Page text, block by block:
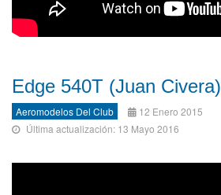
Edge 540T (Juan Civera)
Aeromodelos Del Club
12 Enero 2015
Última actualización: 13 Mayo 2016